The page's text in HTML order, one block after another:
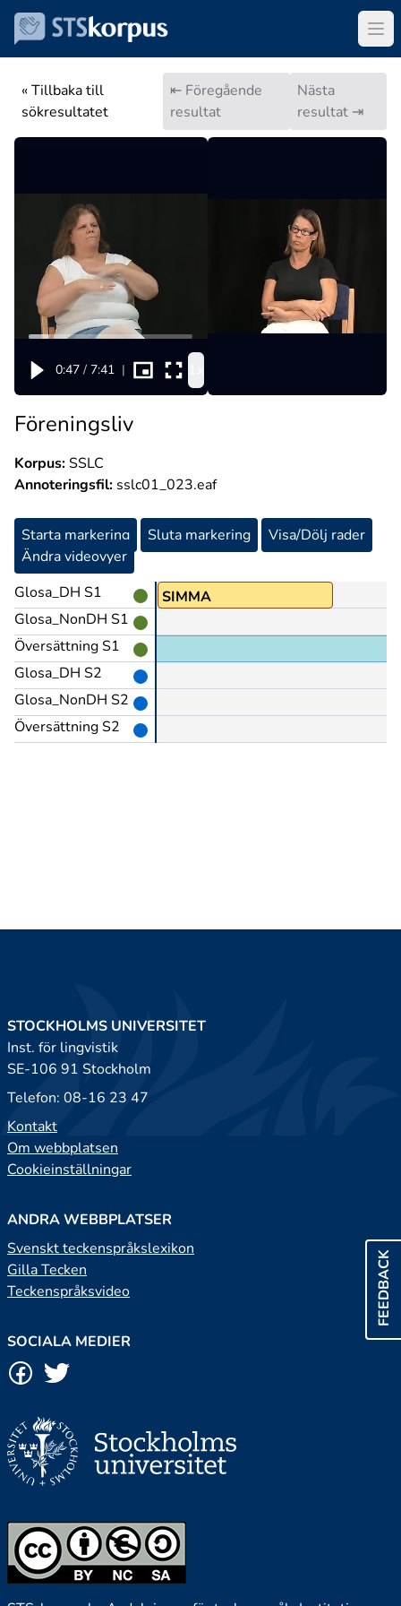
« Tillbaka till
sökresultatet
⇤ Föregående
resultat
Nästa
resultat ⇥
0:47 / 7:41 |
Föreningsliv
Korpus:SSLC
Annoteringsfil: sslc01_023.eaf
Starta markering Sluta markering
Visa/Dölj rader
Ändra videovyer
Glosa_DH S1
Glosa_NonDH S1
Översättning S1
Glosa_DH S2
Glosa_NonDH S2
Översättning S2
SIMMA
FEEDBACK
STOCKHOLMS UNIVERSITET
Inst. för lingvistik
SE-106 91 Stockholm
Telefon: 08-16 23 47
Kontakt
Om webbplatsen
Cookieinställningar
ANDRA WEBBPLATSER
Svenskt teckenspråkslexikon
Gilla Tecken
Teckenspråksvideo
SOCIALA MEDIER